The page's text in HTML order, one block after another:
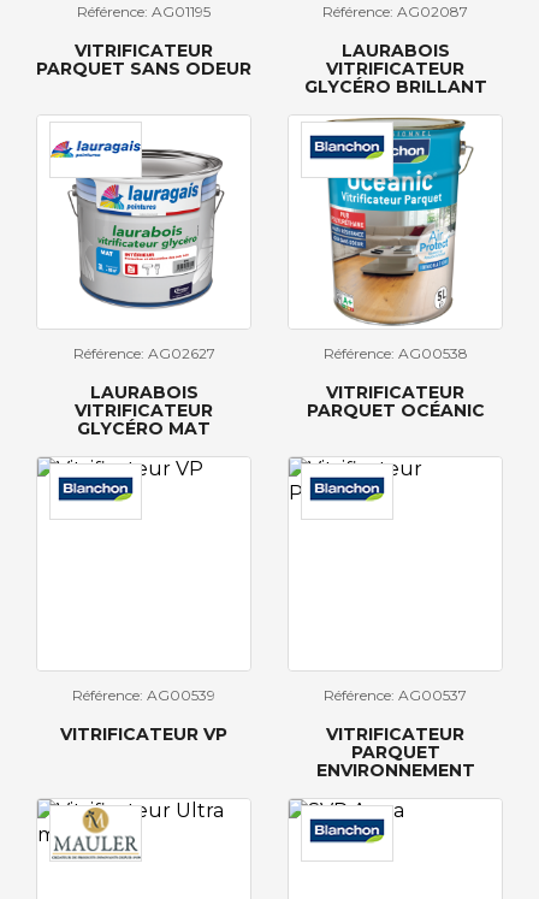
Référence: AG01195
VITRIFICATEUR
PARQUET SANS ODEUR
Référence: AG02087
LAURABOIS
VITRIFICATEUR
GLYCÉRO BRILLANT
Référence: AG02627
LAURABOIS
VITRIFICATEUR
GLYCÉRO MAT
Référence: AG00538
VITRIFICATEUR
PARQUET OCÉANIC
Référence: AG00539
VITRIFICATEUR VP
Référence: AG00537
VITRIFICATEUR
PARQUET
ENVIRONNEMENT